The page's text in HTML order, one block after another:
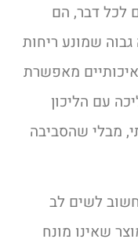
לכל דבר, הם
שמונע ריחות
איכותיים מאפשרת
עם הליכון
מבלי שהסביבה
לשים לב
שאינו מונח